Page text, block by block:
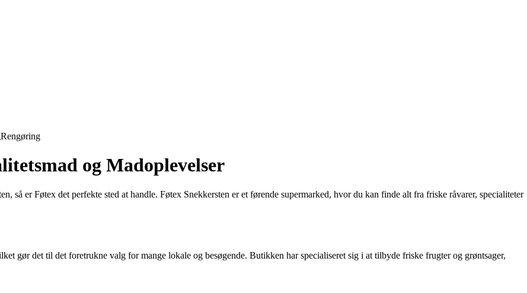
Rengøring
og Madoplevelser
så er Føtex det perfekte sted at handle. Føtex Snekkersten er et førende supermarked, hvor du kan finde alt fra friske råvarer, specialiteter
gør det til det foretrukne valg for mange lokale og besøgende. Butikken har specialiseret sig i at tilbyde friske frugter og grøntsager,